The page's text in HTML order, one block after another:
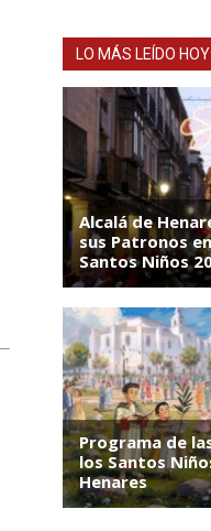
LO MÁS LEÍDO HOY